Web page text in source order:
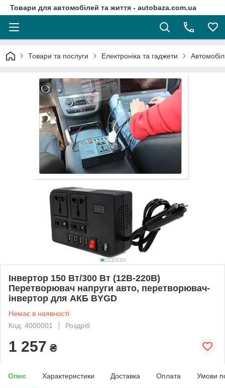
Товари для автомобілей та життя - autobaza.com.ua
Товари та послуги Електроніка та гаджети
Інвертор 150 Вт/300 Вт (12В-220В)
Перетворювач напруги авто, перетворювач-
інвертор для АКБ BYGD
Немає в наявності
Код: 4000001
Роздріб
1 257 ₴
Опис Характеристики Доставка Оплата Умови